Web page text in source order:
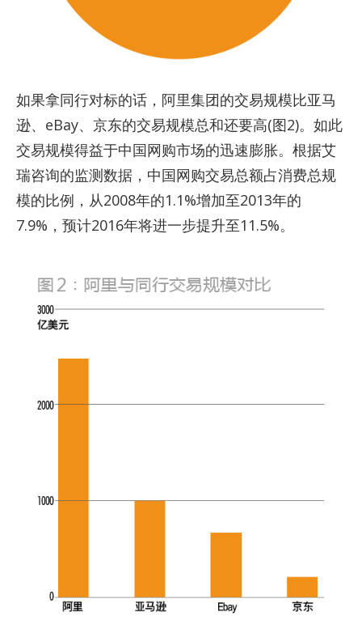
如果拿同行对标的话，阿里集团的交易规模比亚马
逊、eBay、京东的交易规模总和还要高(图2)。如此
交易规模得益于中国网购市场的迅速膨胀。根据艾
瑞咨询的监测数据，中国网购交易总额占消费总规
模的比例，从2008年的1.1%增加至2013年的
7.9%，预计2016年将进一步提升至11.5%。